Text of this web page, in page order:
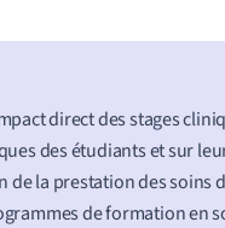
direct des stages
des étudiants et sur
de la prestation des soins
de formation en